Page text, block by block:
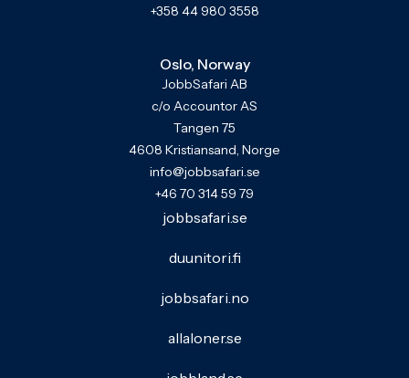
+358 44 980 3558
Oslo, Norway
JobbSafari AB
c/o Accountor AS
Tangen 75
4608 Kristiansand, Norge
info@jobbsafari.se
+46 70 314 59 79
jobbsafari.se
duunitori.fi
jobbsafari.no
allaloner.se